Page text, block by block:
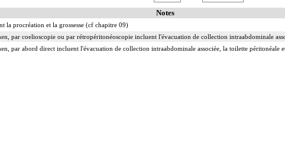
Notes
la procréation et la grossesse (cf chapitre 09)
par coelioscopie ou par rétropéritonéoscopie incluent l'évacuation de collection intraabdominale
par abord direct incluent l'évacuation de collection intraabdominale associée, la toilette péritonéale